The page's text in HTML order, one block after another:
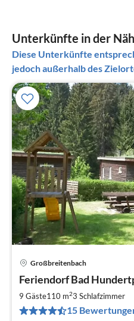
Unterkünfte in der
Diese Unterkünfte
jedoch außerhalb des
Großbreitenbach
Feriendorf Bad
9 Gäste110 m23 Schlafzimmer
15